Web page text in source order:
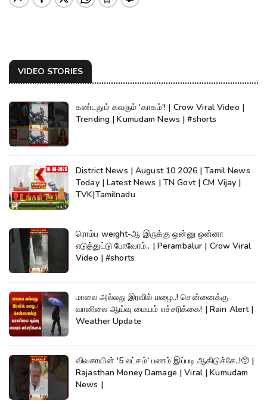
VIDEO STORIES
கண்டதும் கவரும் 'காகம்'! | Crow Viral Video |
Trending | Kumudam News | #shorts
District News | August 10 2026 | Tamil News
Today | Latest News | TN Govt | CM Vijay |
TVK|Tamilnadu
ரொம்ப weight-ஆ இருக்கு ஒன்னு ஒன்னா
எடுத்துட்டு போவோம்.. | Perambalur | Crow Viral
Video | #shorts
மாலை அல்லது இரவில் மழை..! சென்னைக்கு
வானிலை ஆய்வு மையம் எச்சரிக்கை! | Rain Alert |
Weather Update
விவசாயின் '5 லட்சம்' பணம் இப்படி ஆகிடுச்சே..!🥺 |
Rajasthan Money Damage | Viral | Kumudam
News |